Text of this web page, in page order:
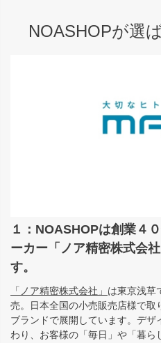
NOASHOPが選
１：NOASHOPは創業４
ーカー「ノア精密株式会
す。
「ノア精密株式会社」 は東京浅草
売。日本全国の小売販売店様で取
ブランドで展開しています。デ
わり、お客様の「毎日」や「暮ら